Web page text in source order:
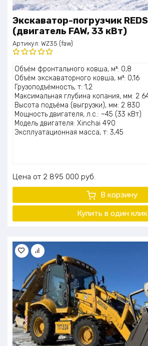
Экскаватор-погрузчик
(двигатель FAW, 33 кВт)
Артикул: WZ35 (faw)
Оценка
5.00из 5
Объём фронтального ковша, м³: 0,8
Объём экскаваторного ковша, м³: 0,16
Грузоподъёмность, т: 1,2
Максимальная глубина копания, мм: 2
Высота подъёма (выгрузки), мм: 2 830
Мощность двигателя, л.с.: ~45 (33 кВт)
Модель двигателя: Xinchai 490
Эксплуатационная масса, т: 3,45
Цена 2 895 000 руб.
В корзину
Купить в один клик